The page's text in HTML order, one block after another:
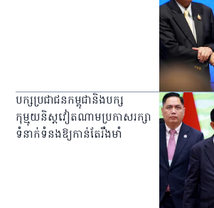
បក្សប្រជាជនកម្ពុជានិងបក្ស
កុម្មុយនិស្ដវៀតណាមប្រកាសរក្សា
ទំនាក់ទំនងឱ្យកាន់តែរឹងមាំ